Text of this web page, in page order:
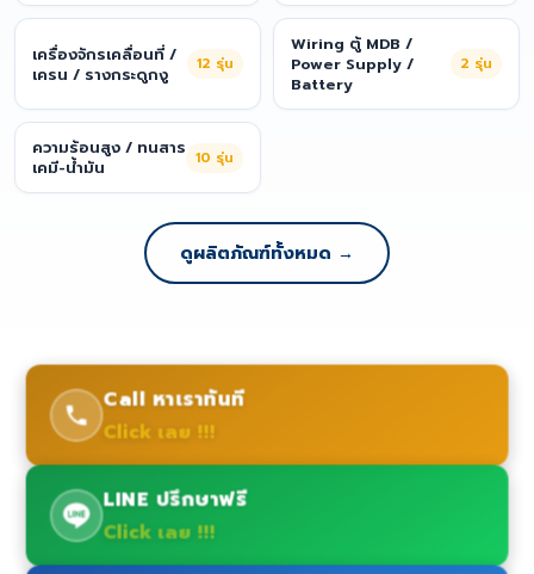
เครื่องจักรเคลื่อนที่ /
เครน / รางกระดูกงู
12 รุ่น
Wiring ตู้ MDB /
Power Supply /
Battery
2 รุ่น
ความร้อนสูง / ทนสาร
เคมี-น้ำมัน
10 รุ่น
ดูผลิตภัณฑ์ทั้งหมด →
Call หาเราทันที
Click เลย !!!
LINE ปรึกษาฟรี
Click เลย !!!